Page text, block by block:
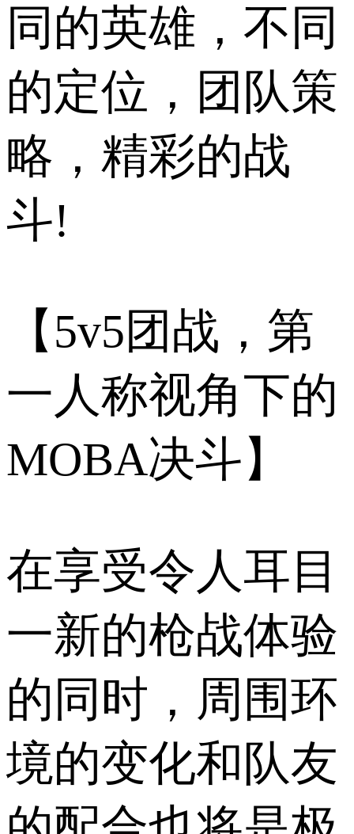
同的英雄，不同
的定位，团队策
略，精彩的战
斗!
【5v5团战，第
一人称视角下的
MOBA决斗】
在享受令人耳目
一新的枪战体验
的同时，周围环
境的变化和队友